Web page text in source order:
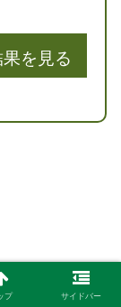
を見る
プ サイドバー